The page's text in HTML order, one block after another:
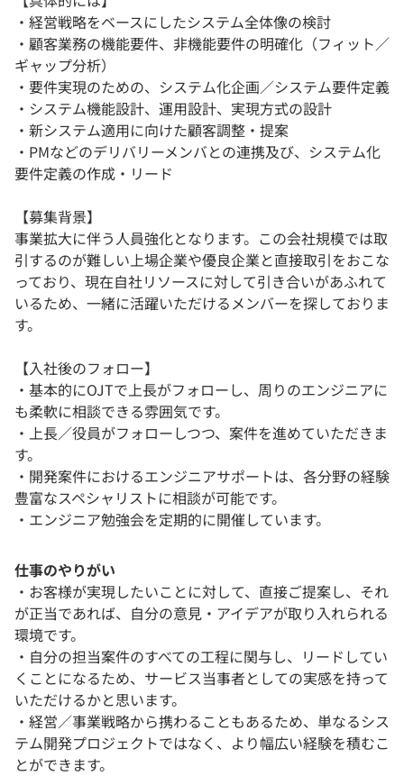
・経営戦略をベースにしたシステム全体像の検討
・顧客業務の機能要件、非機能要件の明確化（フィット／
ギャップ分析）
・要件実現のための、システム化企画／システム要件定義
・システム機能設計、運用設計、実現方式の設計
・新システム適用に向けた顧客調整・提案
・PMなどのデリバリーメンバとの連携及び、システム化
要件定義の作成・リード
【募集背景】
事業拡大に伴う人員強化となります。この会社規模では取
引するのが難しい上場企業や優良企業と直接取引をおこな
っており、現在自社リソースに対して引き合いがあふれて
いるため、一緒に活躍いただけるメンバーを探しておりま
す。
【入社後のフォロー】
・基本的にOJTで上長がフォローし、周りのエンジニアに
も柔軟に相談できる雰囲気です。
・上長／役員がフォローしつつ、案件を進めていただきま
す。
・開発案件におけるエンジニアサポートは、各分野の経験
豊富なスペシャリストに相談が可能です。
・エンジニア勉強会を定期的に開催しています。
仕事のやりがい
・お客様が実現したいことに対して、直接ご提案し、それ
が正当であれば、自分の意見・アイデアが取り入れられる
環境です。
・自分の担当案件のすべての工程に関与し、リードしてい
くことになるため、サービス当事者としての実感を持って
いただけるかと思います。
・経営／事業戦略から携わることもあるため、単なるシス
テム開発プロジェクトではなく、より幅広い経験を積むこ
とができます。